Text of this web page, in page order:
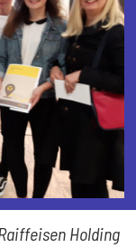
Holding